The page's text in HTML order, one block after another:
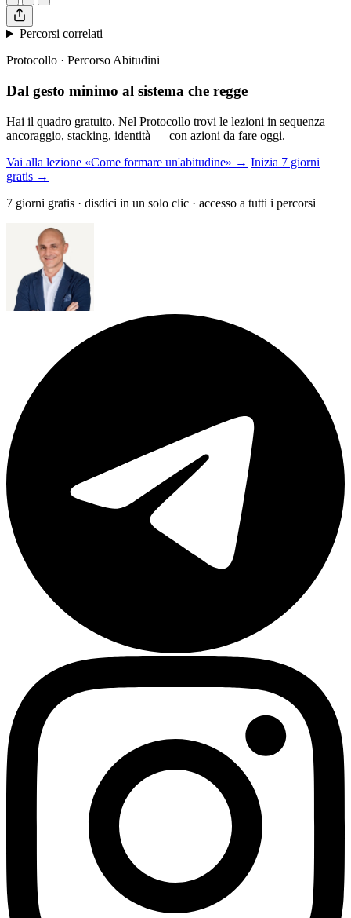
Percorsi correlati
Protocollo · Percorso Abitudini
Dal gesto minimo al sistema che regge
Hai il quadro gratuito. Nel Protocollo trovi le lezioni in sequenza —
ancoraggio, stacking, identità — con azioni da fare oggi.
Vai alla lezione «Come formare un'abitudine» → Inizia 7 giorni
gratis →
7 giorni gratis · disdici in un solo clic · accesso a tutti i percorsi